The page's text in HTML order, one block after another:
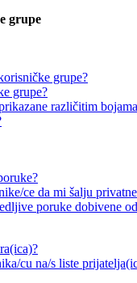
grupe
grupe?
grupe?
različitim
ce da mi šalju
poruke dobivene
cu na/s liste